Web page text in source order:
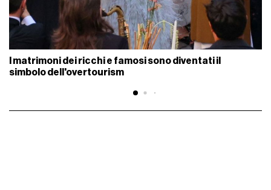
I matrimoni dei ricchi e famosi sono diventati il
simbolo dell'overtourism